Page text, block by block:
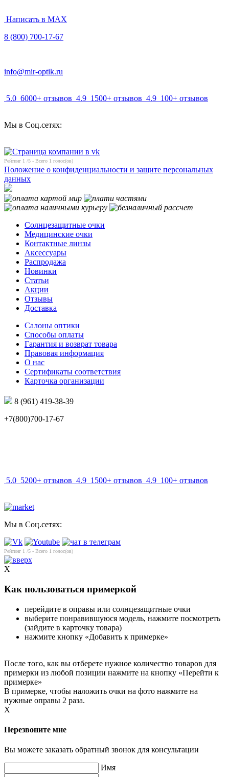
Написать в MAX
8 (800) 700-17-67
info@mir-optik.ru
5.0 6000+ отзывов 4.9 1500+ отзывов 4.9 100+ отзывов
Мы в Соц.сетях:
Рейтинг 1 /5 - Всего 1 голос(ов)
Положение о конфиденциальности и защите персональных
данных
Солнцезащитные очки
Медицинские очки
Контактные линзы
Аксессуары
Распродажа
Новинки
Статьи
Акции
Отзывы
Доставка
Салоны оптики
Способы оплаты
Гарантия и возврат товара
Правовая информация
О нас
Сертификаты соответствия
Карточка организации
8 (961) 419-38-39
+7(800)700-17-67
5.0 5200+ отзывов 4.9 1500+ отзывов 4.9 100+ отзывов
Мы в Соц.сетях:
Рейтинг 1 /5 - Всего 1 голос(ов)
X
Как пользоваться примеркой
перейдите в оправы или солнцезащитные очки
выберите понравившуюся модель, нажмите посмотреть
(зайдите в карточку товара)
нажмите кнопку «Добавить к примерке»
После того, как вы отберете нужное количество товаров для
примерки из любой позиции нажмите на кнопку «Перейти к
примерке»
В примерке, чтобы наложить очки на фото нажмите на
нужные оправы 2 раза.
X
Перезвоните мне
Вы можете заказать обратный звонок для консультации
Имя